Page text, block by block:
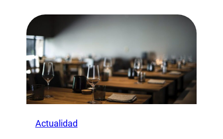
Actualidad